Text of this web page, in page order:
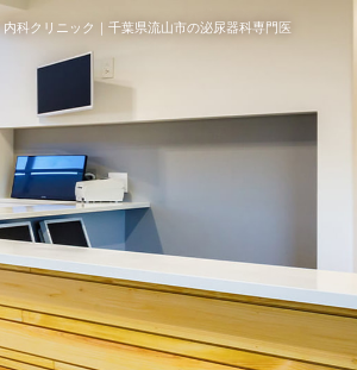
科クリニック｜千葉県流山市の泌尿器科専門医